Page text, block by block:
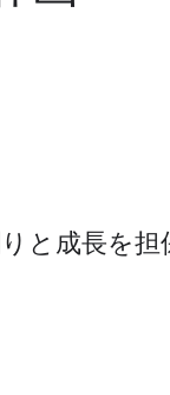
と成長を担